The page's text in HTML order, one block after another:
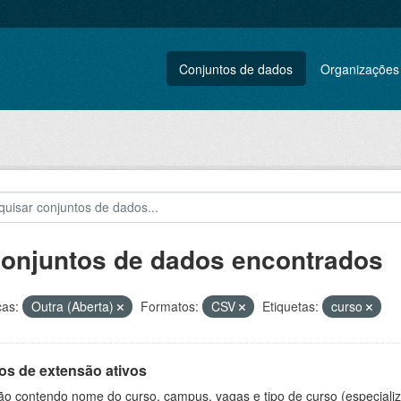
Conjuntos de dados Organizações
de dados encontrados
Outra (Aberta) Formatos: CSV Etiquetas: curso
de extensão ativos
contendo nome do curso, campus, vagas e tipo de curso